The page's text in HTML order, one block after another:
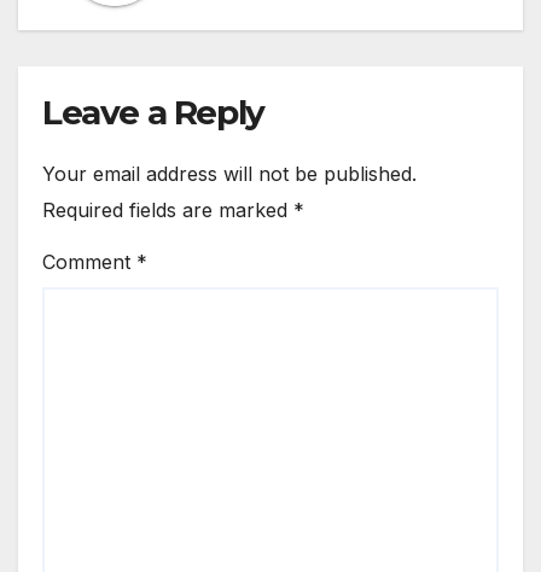
Leave a Reply
Your email address will not be published.
Required fields are marked *
Comment *